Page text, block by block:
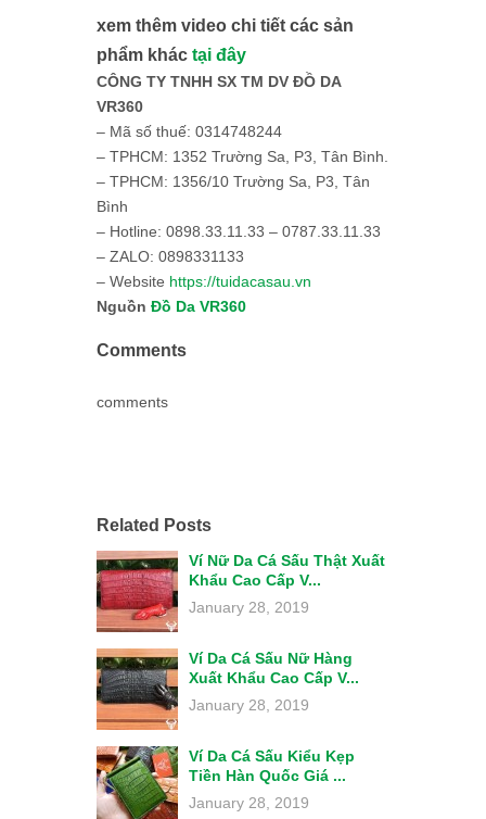
xem thêm video chi tiết các sản
phẩm khác tại đây
CÔNG TY TNHH SX TM DV ĐỒ DA
VR360
– Mã số thuế: 0314748244
– TPHCM: 1352 Trường Sa, P3, Tân Bình.
– TPHCM: 1356/10 Trường Sa, P3, Tân
Bình
– Hotline: 0898.33.11.33 – 0787.33.11.33
– ZALO: 0898331133
– Website https://tuidacasau.vn
Nguồn Đồ Da VR360
Comments
comments
Related Posts
Ví Nữ Da Cá Sấu Thật Xuất
Khẩu Cao Cấp V...
January 28, 2019
Ví Da Cá Sấu Nữ Hàng
Xuất Khẩu Cao Cấp V...
January 28, 2019
Ví Da Cá Sấu Kiểu Kẹp
Tiền Hàn Quốc Giá ...
January 28, 2019